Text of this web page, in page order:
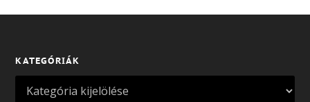
KATEGÓRIÁK